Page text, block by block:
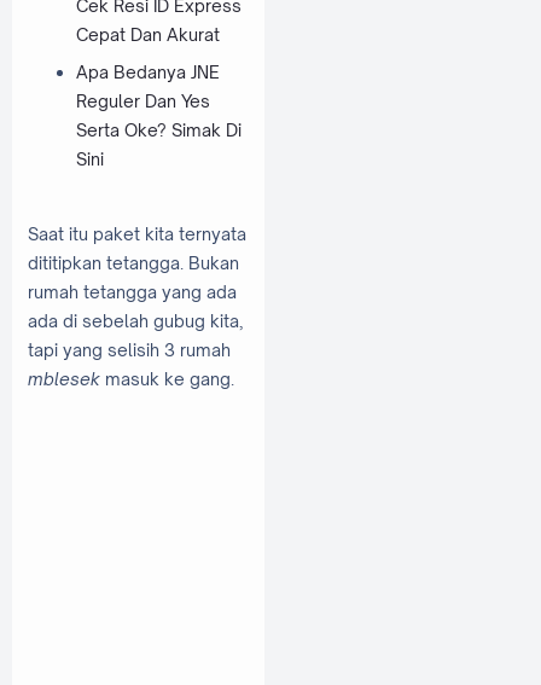
Cek Resi ID Express
Cepat Dan Akurat
Apa Bedanya JNE
Reguler Dan Yes
Serta Oke? Simak Di
Sini
Saat itu paket kita ternyata
dititipkan tetangga. Bukan
rumah tetangga yang ada
ada di sebelah gubug kita,
tapi yang selisih 3 rumah
mblesek masuk ke gang.